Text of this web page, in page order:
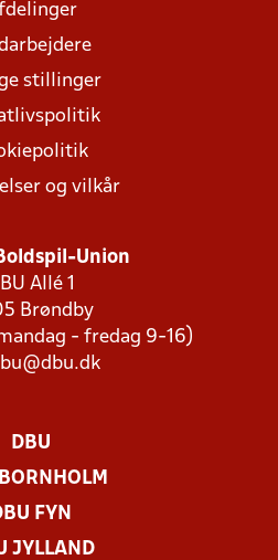
stillinger
og vilkår
Union
Allé 1
Brøndby
- fredag 9-16)
DBU
FYN
JYLLAND